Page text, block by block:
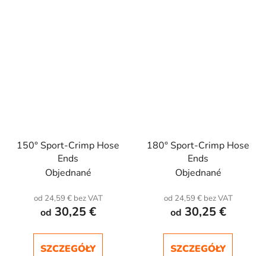
150° Sport-Crimp Hose
Ends
Objednané
od 24,59 € bez VAT
od 30,25 €
SZCZEGÓŁY
180° Sport-Crimp Hose
Ends
Objednané
od 24,59 € bez VAT
od 30,25 €
SZCZEGÓŁY